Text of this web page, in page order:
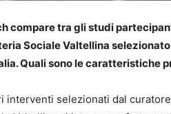
compare tra gli studi
Sociale Valtellina
Quali sono le caratteristiche
interventi selezionati dal